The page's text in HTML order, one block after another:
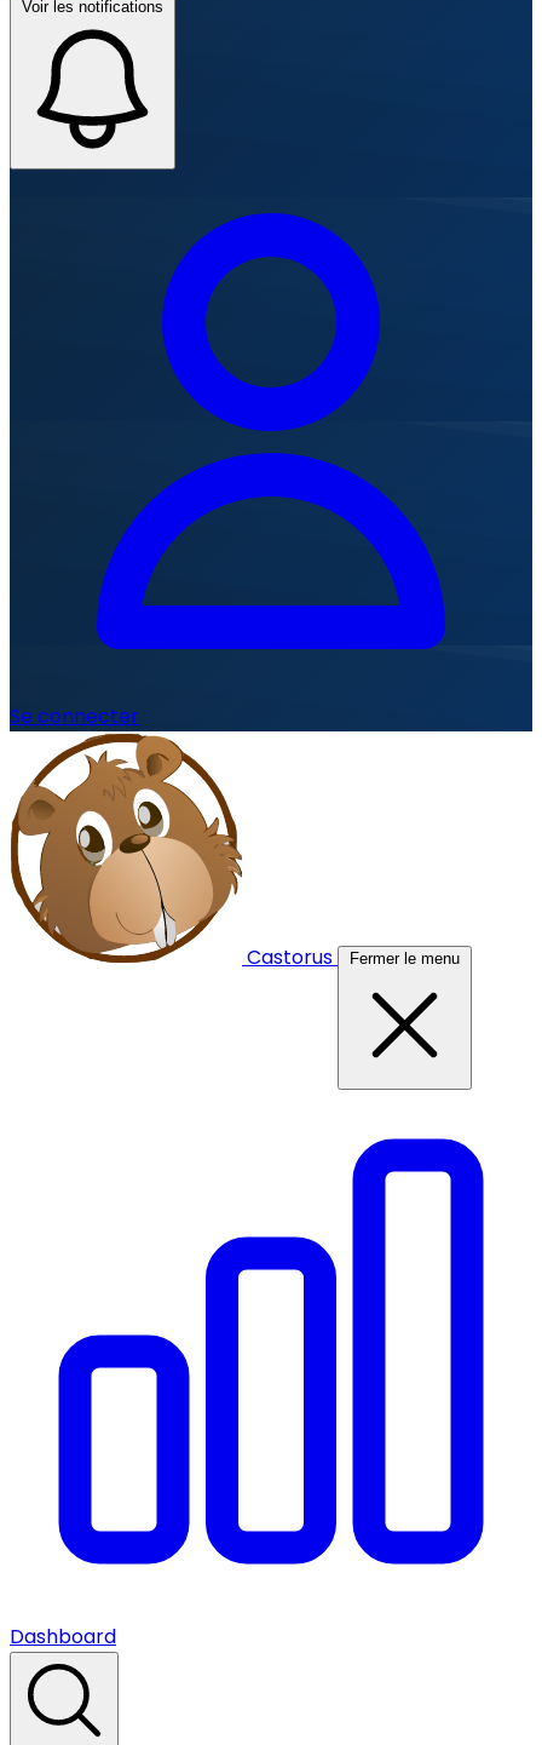
Voir les notifications
Se connecter
Castorus Fermer le menu
Dashboard